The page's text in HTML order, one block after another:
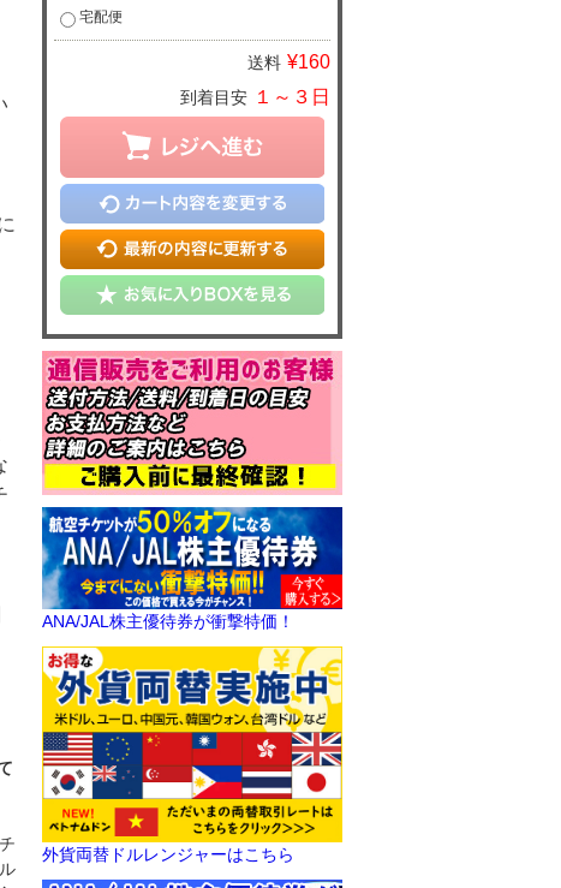
宅配便
送料 ¥160
到着目安 １～３日
ANA/JAL株主優待券が衝撃特価！
外貨両替ドルレンジャーはこちら